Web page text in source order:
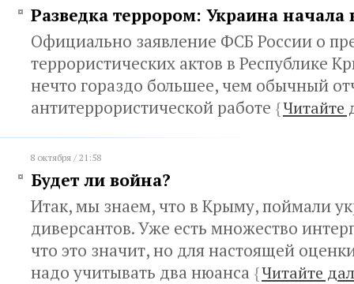
Разведка террором: Украина начала
Официально заявление ФСБ России о
террористических актов в Республике
нечто гораздо большее, чем обычный
антитеррористической работе {Читайте
8 октября / 21:58
Будет ли война?
Итак, мы знаем, что в Крыму, поймали
диверсантов. Уже есть множество
что это значит, но для настоящей
надо учитывать два нюанса {Читайте